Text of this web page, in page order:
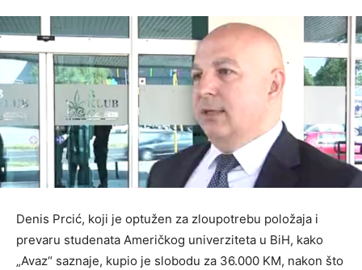
Denis Prcić, koji je optužen za zloupotrebu položaja i
prevaru studenata Američkog univerziteta u BiH, kako
„Avaz“ saznaje, kupio je slobodu za 36.000 KM, nakon što